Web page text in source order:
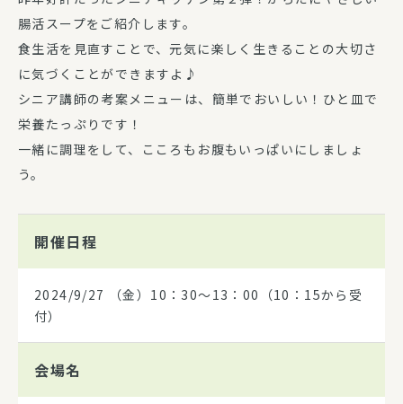
腸活スープをご紹介します。
食生活を見直すことで、元気に楽しく生きることの大切さ
に気づくことができますよ♪
シニア講師の考案メニューは、簡単でおいしい！ひと皿で
栄養たっぷりです！
一緒に調理をして、こころもお腹もいっぱいにしましょ
う。
開催日程
2024/9/27
（金）10：30～13：00（10：15から受
付）
会場名